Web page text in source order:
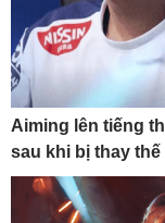
Aiming lên tiếng
sau khi bị thay